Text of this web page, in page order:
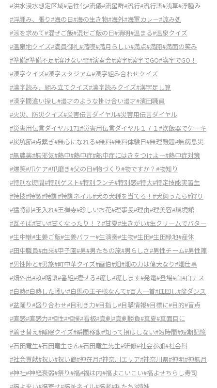
#洪水浸水想定区域#活性化#流儀#流星群#流行#流行語#浅草#浮腫み
#浮腫み、張り#海の日#海の生き物#海外#海軍カレー#涼み処
#涼を求めて#混ぜご飯#混ぜご飯の日#清明#温まる#温泉クイズ
#温泉地クイズ#満員御礼#満喫#満月らしい#満点#満開#満面の笑み
#準備#準備不足#溶けない雪#演奏会#漢字#漢字でGO#漢字でGO！
#漢字クイズ#漢字スタジアム#漢字組み合わせクイズ
#漢字読み、組み立てクイズ#漢字読みクイズ#漢字足し算
#漢字間違い探し#漫才のような掛け合い漫才#濱田職員
#火災、防災クイズ#災害伝言ダイヤル#災害用伝言ダイヤル
#災害用伝言ダイヤル171#災害用伝言ダイヤル１７１ #炊飯器でケーキ
#炭坑節#点繋ぎ#無心になれる#無料#無料体験日#無理難題#無病息災
#無農薬#無邪気#熱中#熱中症#熱中症にはきをつけよー#熱中症対策
#爆笑#爪ケア#爪磨き#父の日#物づくり#物ですか？ #物知り
#特別な時間#特別ゲスト#特別ランチ#特別感#特大#特定技能実習生
#特技#特製#特訓#特訓ネイル#犬の犬種を当てろ！ #犬飼ったら#狩り
#猛特訓#玉入れ#王禅寺#珍しいお花#理事長#理由#理美容#環境館
#瓦そば#甘い#甘くなったり！？ #甘夏#生きがい#生クリームでバター
#生中継#生姜ご飯#生姜パワー#生演奏#生物#生田#生田緑地#産休
#田中職員#由来#甲子園#男#男たちの旅#男らしさ#男性チーム#男性陣
#男性陣と#男旅#町中華クイズ#画伯#畑#畑の力は偉大なり#畑仕事
#畑外出#畝#略語#番組#痩せる#癒し#癒します#発電#登場#白#白ナス
#白熱#白熱した戦い#白馬の王子様なんて#百人一首#皿回し#盆ダンス
#盆踊り#盛り合わせ#目利き力#目指し#目撃情報#目標に#目的#盲点
#直感#直感力#相性#相撲#看板#真剣#真剣勝負#真夏#真面目に
#着せ替え #睡眠クイズ#瞬間移動#知って損はしない#短時間#短期記憶
#石田竜生#石田竜生さん#石田竜生先生#研修#社会参加#社会科
#社会貢献#祝い#祝い鶴#神在月#神奈川エリア#神奈川県#神明#神無月
#神社#神経衰弱#祭り#福#福は内#福よこいこい#福よせちらし寿司
#福よ来い#福寄せ#福祉ネイル#福老#私たち3姉妹